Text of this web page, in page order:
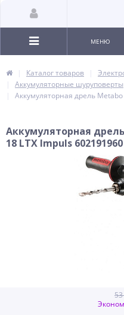
МЕНЮ
Каталог товаров
Аккумуляторные шуруповерты
Аккумуляторная дрель
Аккумуляторная
18 LTX Impuls 602191960